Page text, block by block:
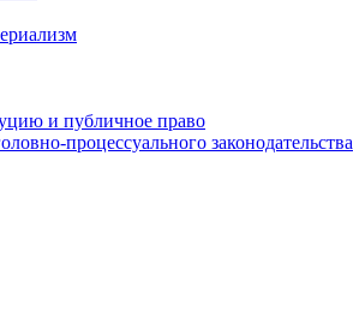
и публичное право
процессуального законодательства